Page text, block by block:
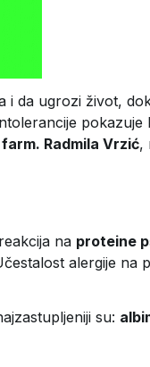
i da ugrozi život,
Radmila Vrzić,
na proteine
alergije na
su: